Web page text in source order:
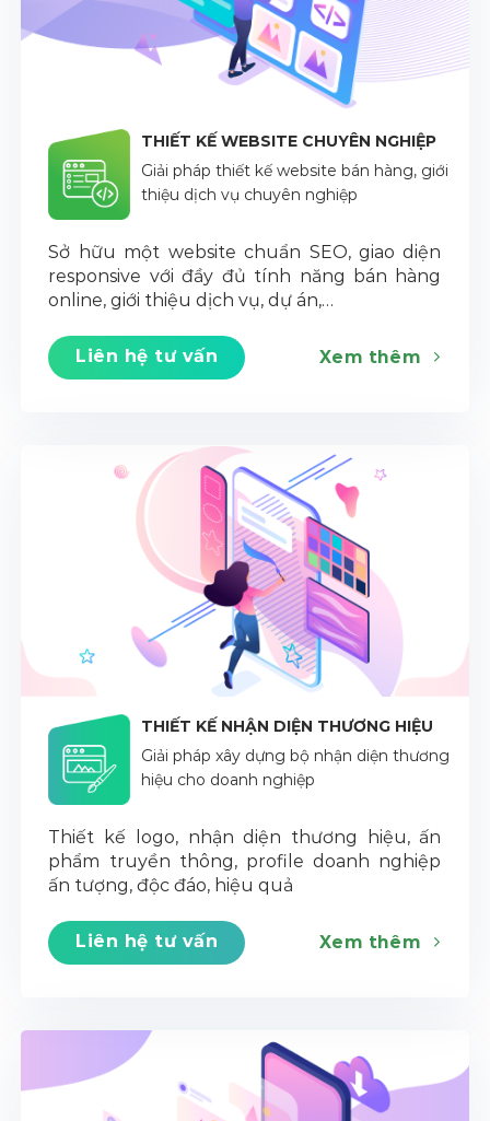
THIẾT KẾ WEBSITE CHUYÊN NGHIỆP
Giải pháp thiết kế website bán hàng, giới
thiệu dịch vụ chuyên nghiệp
Sở hữu một website chuẩn SEO, giao diện
responsive với đầy đủ tính năng bán hàng
online, giới thiệu dịch vụ, dự án,…
Liên hệ tư vấn Xem thêm
THIẾT KẾ NHẬN DIỆN THƯƠNG HIỆU
Giải pháp xây dựng bộ nhận diện thương
hiệu cho doanh nghiệp
Thiết kế logo, nhận diện thương hiệu, ấn
phẩm truyền thông, profile doanh nghiệp
ấn tượng, độc đáo, hiệu quả
Liên hệ tư vấn Xem thêm